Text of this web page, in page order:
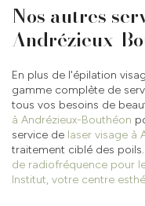
Nos autres
Andrézieux-
En plus de l'épilation
gamme complète de
tous vos besoins de
à Andrézieux-Bouthéon
service de laser visage à
traitement ciblé des
de radiofréquence pour
Institut, votre centre